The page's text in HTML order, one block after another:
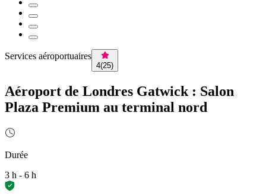
Services aéroportuaires
4(25)
Aéroport de Londres Gatwick : Salon
Plaza Premium au terminal nord
Durée
3 h - 6 h